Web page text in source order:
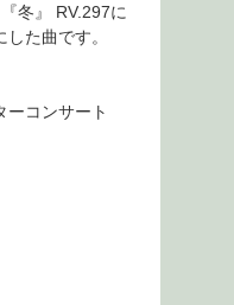
冬』 RV.297に
た曲です。
ーコンサート